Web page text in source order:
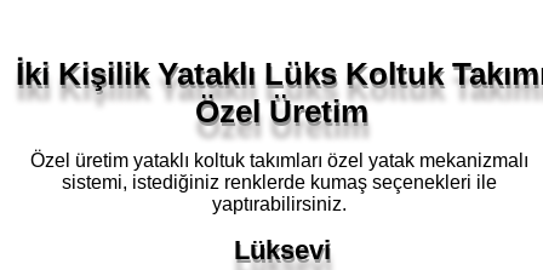
İki Kişilik Yataklı Lüks Koltuk
Özel Üretim
Özel üretim yataklı koltuk takımları özel yatak mekanizmalı
sistemi, istediğiniz renklerde kumaş seçenekleri ile
yaptırabilirsiniz.
Lüksevi